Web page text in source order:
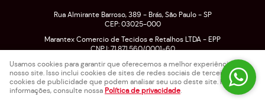
Rua Almirante Barroso, 389 - Brás, São Paulo- SP
CEP: 03025-000
Marantex Comercio de Tecidos e Retalhos LTDA - EPP
CNPJ: 71.871.560/0001-60
LOJA VIRTUAL CRIADA POR
Usamos cookies para garantir que oferecemos a melhor experiência em
nosso site. Isso inclui cookies de sites de redes sociais de terceiros e
cookies de publicidade que podem analisar seu uso deste site. Para mais
informações, consulte nossa Política de privacidade.